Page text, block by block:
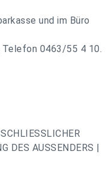
und im Büro
Telefon 0463/55 4 10.
DES AUSSENDERS |